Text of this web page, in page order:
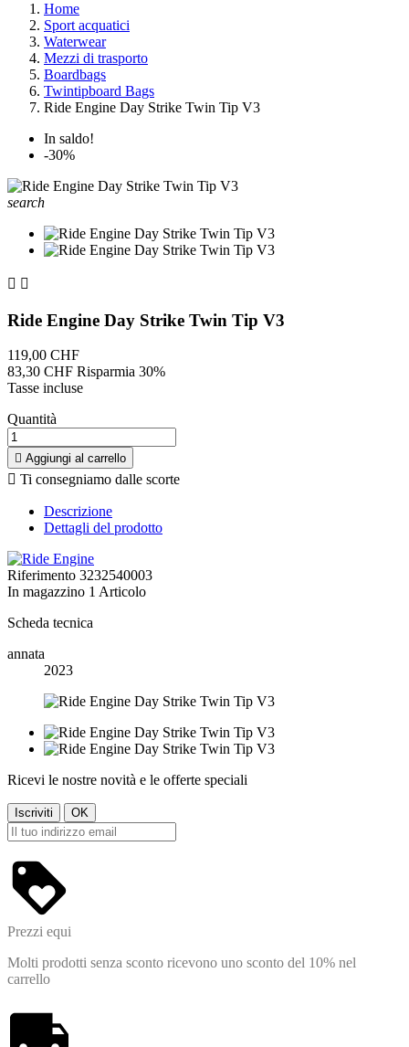
Home
Sport acquatici
Waterwear
Mezzi di trasporto
Boardbags
Twintipboard Bags
Ride Engine Day Strike Twin Tip V3
In saldo!
-30%
search
 
Ride Engine Day Strike Twin Tip V3
119,00 CHF
83,30 CHF Risparmia 30%
Tasse incluse
Quantità
 Aggiungi al carrello
 Ti consegniamo dalle scorte
Descrizione
Dettagli del prodotto
Riferimento 3232540003
In magazzino 1 Articolo
Scheda tecnica
annata
2023
Ricevi le nostre novità e le offerte speciali
Prezzi equi
Molti prodotti senza sconto ricevono uno sconto del 10% nel
carrello